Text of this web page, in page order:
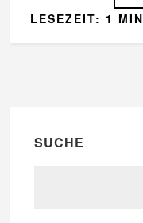
LESEZEIT: 1 MIN
SUCHE